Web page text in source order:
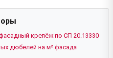
крепёж по СП 20.13330
дюбелей на м² фасада